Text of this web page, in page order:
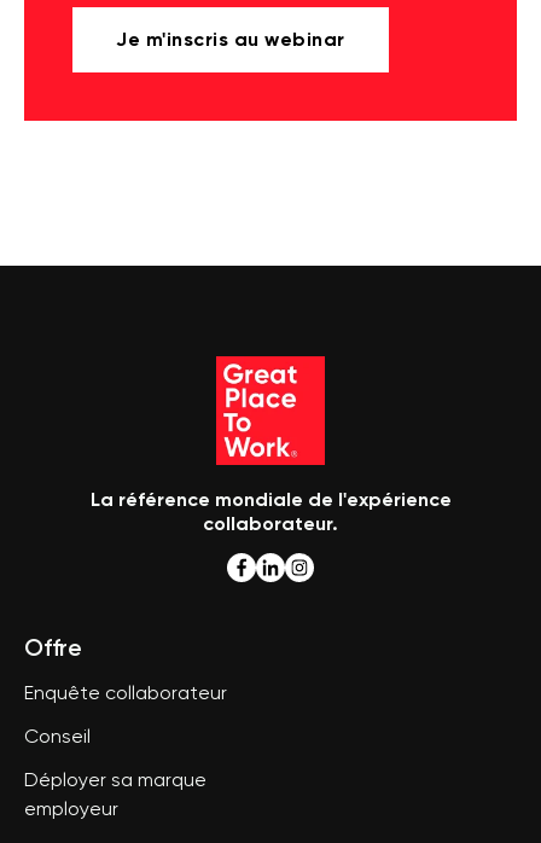
Je m'inscris au webinar
La référence mondiale de l'expérience
collaborateur.
Offre
Enquête collaborateur
Conseil
Déployer sa marque
employeur